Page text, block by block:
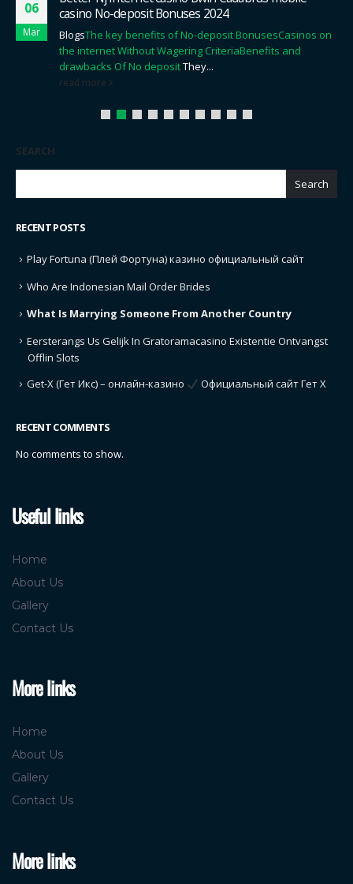
06
Mar
casino No-deposit Bonuses 2024
BlogsThe key benefits of No-deposit BonusesCasinos on
the internet Without Wagering CriteriaBenefits and
drawbacks Of No depositThey...
read more
SEARCH
Search
RECENT POSTS
Play Fortuna (Плей Фортуна) казино официальный сайт
Who Are Indonesian Mail Order Brides
What Is Marrying Someone From Another Country
Eersterangs Us Gelijk In Gratoramacasino Existentie Ontvangst
Offlin Slots
Get-X (Гет Икс) – онлайн-казино
Официальный сайт Гет Х
RECENT COMMENTS
No comments to show.
Useful links
Home
About Us
Gallery
Contact Us
More links
Home
About Us
Gallery
Contact Us
More links